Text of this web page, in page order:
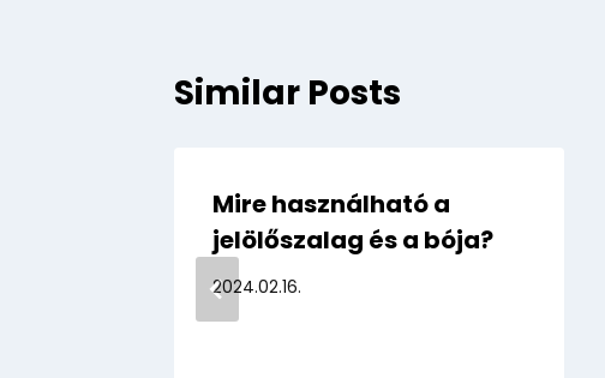
Similar Posts
Mire használható a
jelölőszalag és a bója?
2024.02.16.